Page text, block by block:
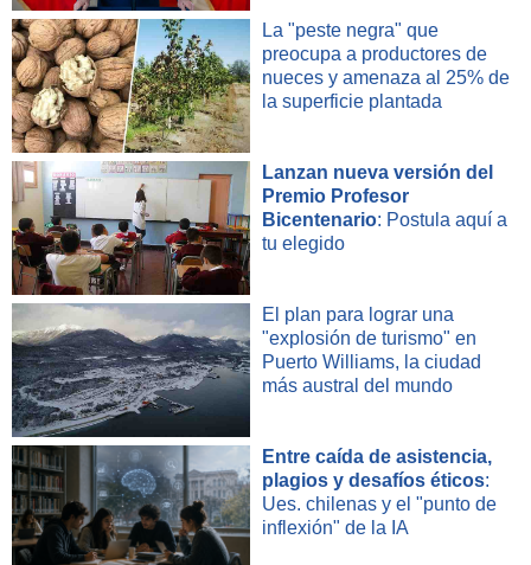
La "peste negra" que
preocupa a productores de
nueces y amenaza al 25% de
la superficie plantada
Lanzan nueva versión del
Premio Profesor
Bicentenario: Postula aquí a
tu elegido
El plan para lograr una
"explosión de turismo" en
Puerto Williams, la ciudad
más austral del mundo
Entre caída de asistencia,
plagios y desafíos éticos:
Ues. chilenas y el "punto de
inflexión" de la IA